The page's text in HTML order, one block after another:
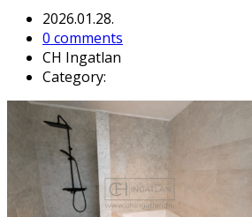
2026.01.28.
0 comments
CH Ingatlan
Category: